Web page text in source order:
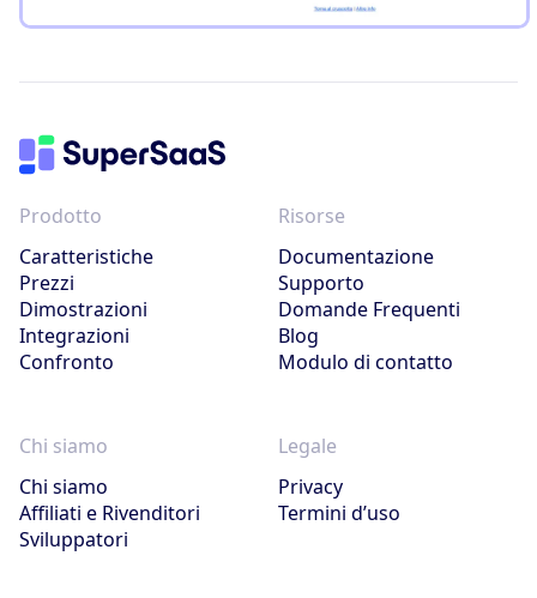
Prodotto
Caratteristiche
Prezzi
Dimostrazioni
Integrazioni
Confronto
Risorse
Documentazione
Supporto
Domande Frequenti
Blog
Modulo di contatto
Chi siamo
Chi siamo
Affiliati e Rivenditori
Sviluppatori
Legale
Privacy
Termini d’uso